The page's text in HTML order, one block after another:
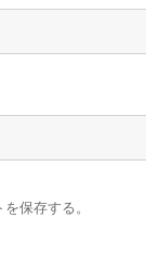
保存する。